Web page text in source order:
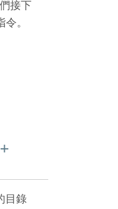
接下
。
目錄